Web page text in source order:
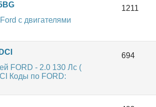
с двигателями
FORD - 2.0 130 Лс (
Коды по FORD: